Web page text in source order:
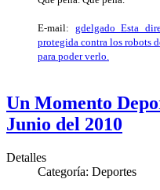
E-mail: gdelgado_ Esta
protegida contra los robots
para poder verlo.
Un Momento
Junio del 2010
Detalles
Categoría: Deportes